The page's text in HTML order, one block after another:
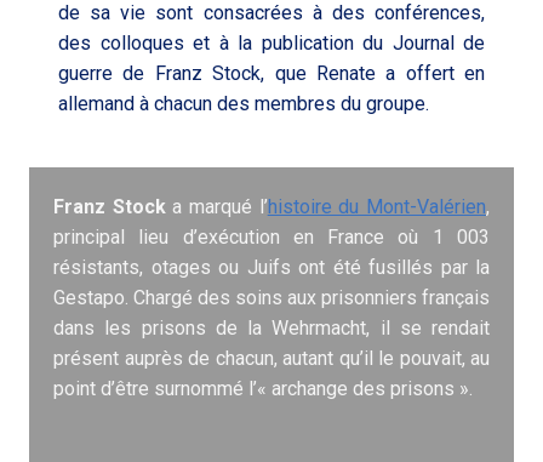
de sa vie sont consacrées à des conférences,
des colloques et à la publication du Journal de
guerre de Franz Stock, que Renate a offert en
allemand à chacun des membres du groupe.
Franz Stocka marqué l’histoire du Mont-Valérien,
principal lieu d’exécution en France où 1 003
résistants, otages ou Juifs ont été fusillés par la
Gestapo. Chargé des soins aux prisonniers français
dans les prisons de la Wehrmacht, il se rendait
présent auprès de chacun, autant qu’il le pouvait, au
point d’être surnommé l’« archange des prisons ».